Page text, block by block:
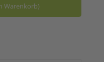
Warenkorb)